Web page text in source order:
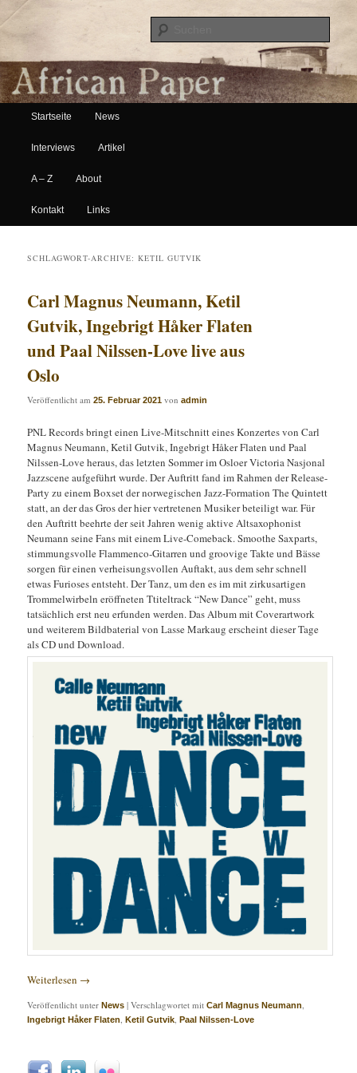
African Paper
Hauptmenü
Zum Inhalt wechseln
Zum sekundären Inhalt wechseln
Startseite News
Interviews Artikel
A – Z About
Kontakt Links
SCHLAGWORT-ARCHIVE:KETIL GUTVIK
Carl Magnus Neumann, Ketil
Gutvik, Ingebrigt Håker Flaten
und Paal Nilssen-Love live aus
Oslo
Veröffentlicht am25. Februar 2021 vonadmin
PNL Records bringt einen Live-Mitschnitt eines Konzertes von Carl
Magnus Neumann, Ketil Gutvik, Ingebrigt Håker Flaten und Paal
Nilssen-Love heraus, das letzten Sommer im Osloer Victoria Nasjonal
Jazzscene aufgeführt wurde. Der Auftritt fand im Rahmen der Release-
Party zu einem Boxset der norwegischen Jazz-Formation The Quintett
statt, an der das Gros der hier vertretenen Musiker beteiligt war. Für
den Auftritt beehrte der seit Jahren wenig aktive Altsaxophonist
Neumann seine Fans mit einem Live-Comeback. Smoothe Saxparts,
stimmungsvolle Flammenco-Gitarren und groovige Takte und Bässe
sorgen für einen verheisungsvollen Auftakt, aus dem sehr schnell
etwas Furioses entsteht. Der Tanz, um den es im mit zirkusartigen
Trommelwirbeln eröffneten Ttiteltrack “New Dance” geht, muss
tatsächlich erst neu erfunden werden. Das Album mit Coverartwork
und weiterem Bildbaterial von Lasse Markaug erscheint dieser Tage
als CD und Download.
Weiterlesen →
Veröffentlicht unter News |Verschlagwortet mit Carl Magnus Neumann,
Ingebrigt Håker Flaten,Ketil Gutvik,Paal Nilssen-Love